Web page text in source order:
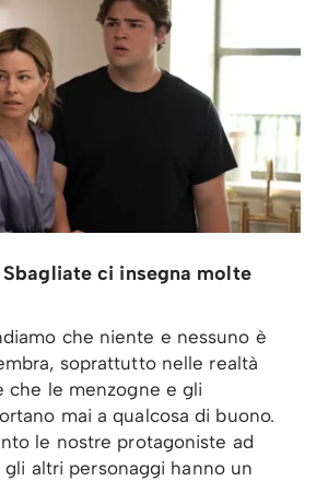
ci insegna molte
che niente e nessuno è
soprattutto nelle realtà
che le menzogne e gli
mai a qualcosa di buono.
le nostre protagoniste ad
altri personaggi hanno un